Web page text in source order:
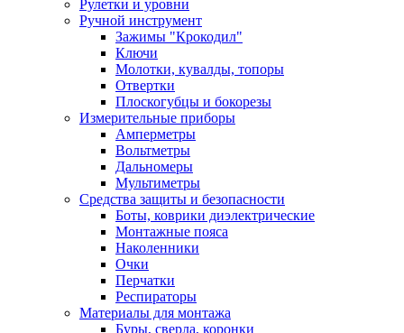
Рулетки и уровни
Ручной инструмент
Зажимы "Крокодил"
Ключи
Молотки, кувалды, топоры
Отвертки
Плоскогубцы и бокорезы
Измерительные приборы
Амперметры
Вольтметры
Дальномеры
Мультиметры
Средства защиты и безопасности
Боты, коврики диэлектрические
Монтажные пояса
Наколенники
Очки
Перчатки
Респираторы
Материалы для монтажа
Буры, сверла, коронки